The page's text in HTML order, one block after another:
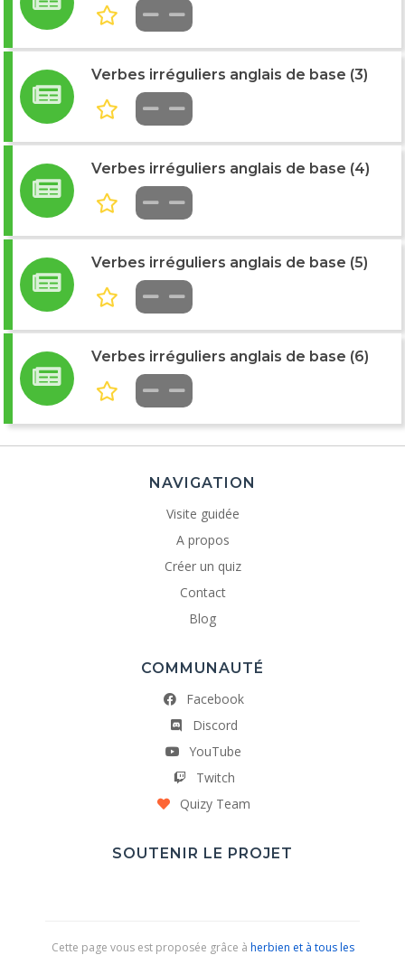
Verbes irréguliers anglais de base (3)
Verbes irréguliers anglais de base (4)
Verbes irréguliers anglais de base (5)
Verbes irréguliers anglais de base (6)
NAVIGATION
Visite guidée
A propos
Créer un quiz
Contact
Blog
COMMUNAUTÉ
Facebook
Discord
YouTube
Twitch
Quizy Team
SOUTENIR LE PROJET
Cette page vous est proposée grâce à herbien et à tous les